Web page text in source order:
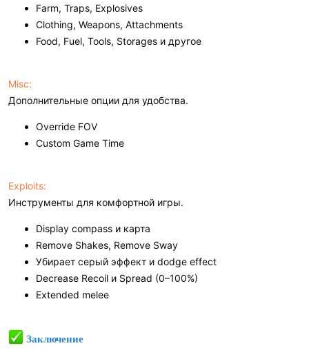
Farm, Traps, Explosives
Clothing, Weapons, Attachments
Food, Fuel, Tools, Storages и другое
Misc:
Дополнительные опции для удобства.
Override FOV
Custom Game Time
Exploits:
Инструменты для комфортной игры.
Display compass и карта
Remove Shakes, Remove Sway
Убирает серый эффект и dodge effect
Decrease Recoil и Spread (0–100%)
Extended melee
Заключение